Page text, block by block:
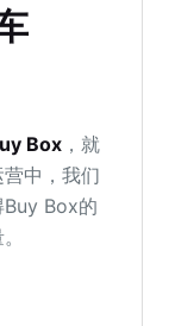
Box ，就
中，我们
Buy Box的